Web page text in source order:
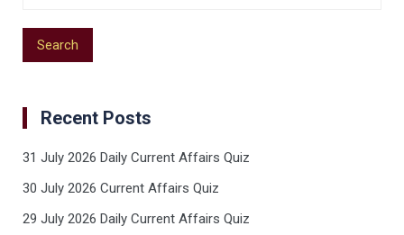
Recent Posts
31 July 2026 Daily Current Affairs Quiz
30 July 2026 Current Affairs Quiz
29 July 2026 Daily Current Affairs Quiz